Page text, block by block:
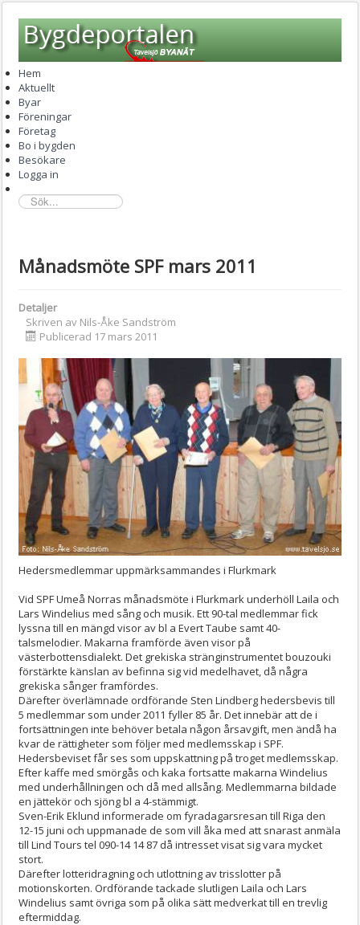
Hem
Aktuellt
Byar
Föreningar
Företag
Bo i bygden
Besökare
Logga in
sök...
Månadsmöte SPF mars 2011
Detaljer
Skriven av Nils-Åke Sandström
Publicerad 17 mars 2011
Hedersmedlemmar uppmärksammandes i Flurkmark
Vid SPF Umeå Norras månadsmöte i Flurkmark underhöll Laila och
Lars Windelius med sång och musik. Ett 90-tal medlemmar fick
lyssna till en mängd visor av bl a Evert Taube samt 40-
talsmelodier. Makarna framförde även visor på
västerbottensdialekt. Det grekiska stränginstrumentet bouzouki
förstärkte känslan av befinna sig vid medelhavet, då några
grekiska sånger framfördes.
Därefter överlämnade ordförande Sten Lindberg hedersbevis till
5 medlemmar som under 2011 fyller 85 år. Det innebär att de i
fortsättningen inte behöver betala någon årsavgift, men ändå ha
kvar de rättigheter som följer med medlemsskap i SPF.
Hedersbeviset får ses som uppskattning på troget medlemsskap.
Efter kaffe med smörgås och kaka fortsatte makarna Windelius
med underhållningen och då med allsång. Medlemmarna bildade
en jättekör och sjöng bl a 4-stämmigt.
Sven-Erik Eklund informerade om fyradagarsresan till Riga den
12-15 juni och uppmanade de som vill åka med att snarast anmäla
till Lind Tours tel 090-14 14 87 då intresset visat sig vara mycket
stort.
Därefter lotteridragning och utlottning av trisslotter på
motionskorten. Ordförande tackade slutligen Laila och Lars
Windelius samt övriga som på olika sätt medverkat till en trevlig
eftermiddag.